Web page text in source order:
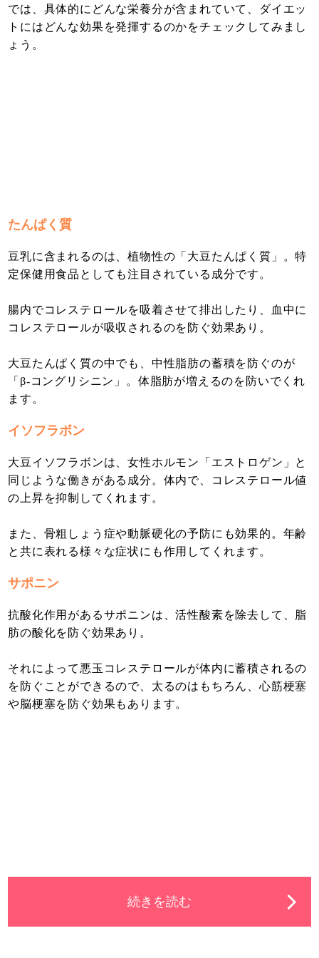
では、具体的にどんな栄養分が含まれていて、ダイエッ
トにはどんな効果を発揮するのかをチェックしてみまし
ょう。
たんぱく質
豆乳に含まれるのは、植物性の「大豆たんぱく質」。特
定保健用食品としても注目されている成分です。
腸内でコレステロールを吸着させて排出したり、血中に
コレステロールが吸収されるのを防ぐ効果あり。
大豆たんぱく質の中でも、中性脂肪の蓄積を防ぐのが
「β-コングリシニン」。体脂肪が増えるのを防いでくれ
ます。
イソフラボン
大豆イソフラボンは、女性ホルモン「エストロゲン」と
同じような働きがある成分。体内で、コレステロール値
の上昇を抑制してくれます。
また、骨粗しょう症や動脈硬化の予防にも効果的。年齢
と共に表れる様々な症状にも作用してくれます。
サポニン
抗酸化作用があるサポニンは、活性酸素を除去して、脂
肪の酸化を防ぐ効果あり。
それによって悪玉コレステロールが体内に蓄積されるの
を防ぐことができるので、太るのはもちろん、心筋梗塞
や脳梗塞を防ぐ効果もあります。
続きを読む